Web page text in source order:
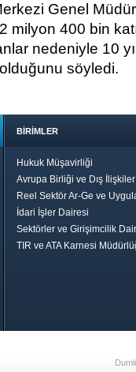
Genel
400 bin
nedeniyle 10
söyledi.
BİRİMLER
Hukuk Müşavirliği
Avrupa Birliği ve Dış
Reel Sektör Ar-Ge ve
İdari İşler Dairesi
Sektörler ve Girişimcilik
TIR ve ATA Karnesi